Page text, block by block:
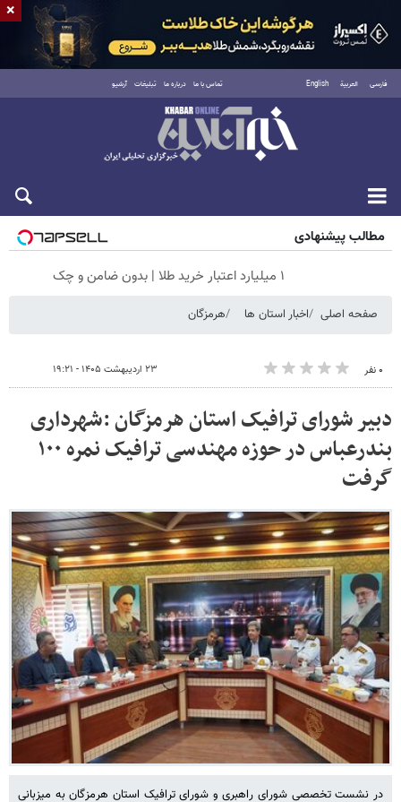
فارسی العربية English تماس با ما درباره ما تبلیغات آرشیو
جمعه ۱۶ مرداد ۱۴۰۵
مطالب پیشنهادی
۱ میلیارد اعتبار خرید طلا | بدون ضامن و چک
صفحه اصلی اخبار استان ها هرمزگان
۰ نفر ۲۳ اردیبهشت ۱۴۰۵ - ۱۹:۲۱
دبیر شورای ترافیک استان هرمزگان :شهرداری
بندرعباس در حوزه مهندسی ترافیک نمره ۱۰۰
گرفت
در نشست تخصصی شورای راهبری و شورای ترافیک استان هرمزگان به میزبانی
×